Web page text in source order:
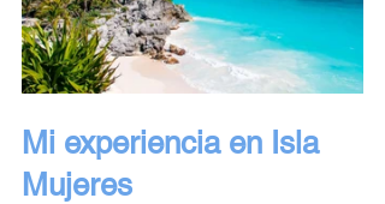
Mi experiencia en Isla
Mujeres